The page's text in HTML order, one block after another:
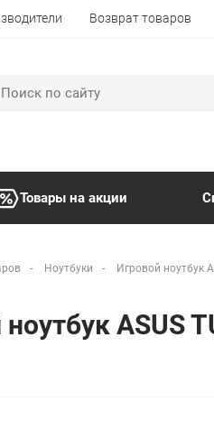
Возврат товаров
Товары на акции
Ноутбуки Игровой ноутбук
ASUS